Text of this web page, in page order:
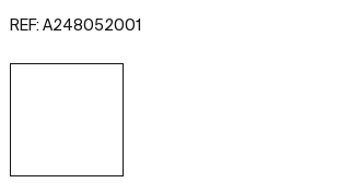
REF: A248052001